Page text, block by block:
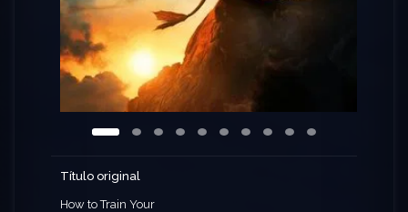
Título original
How to Train Your